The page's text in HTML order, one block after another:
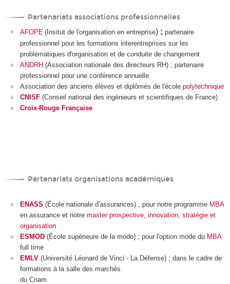
Partenariats associations professionnelles
AFOPE (Insitut de l'organisation en entreprise) ; partenaire
professionnel pour les formations interentreprises sur les
problématiques d'organisation et de conduite de changement
ANDRH (Association nationale des directeurs RH) ; partenaire
professionnel pour une conférence annuelle
Association des anciens élèves et diplômés de l'école polytechnique
CNISF (Conseil national des ingénieurs et scientifiques de France)
Croix-Rouge Française
Partenariats organisations académiques
ENASS (École nationale d'assurances) ; pour notre programme MBA
en assurance et notre master prospective, innovation, stratégie et
organisation
ESMOD (École supérieure de la mode) ; pour l'option mode du MBA
full time
EMLV (Université Léonard de Vinci - La Défense) ; dans le cadre de
formations à la salle des marchés
du Cnam